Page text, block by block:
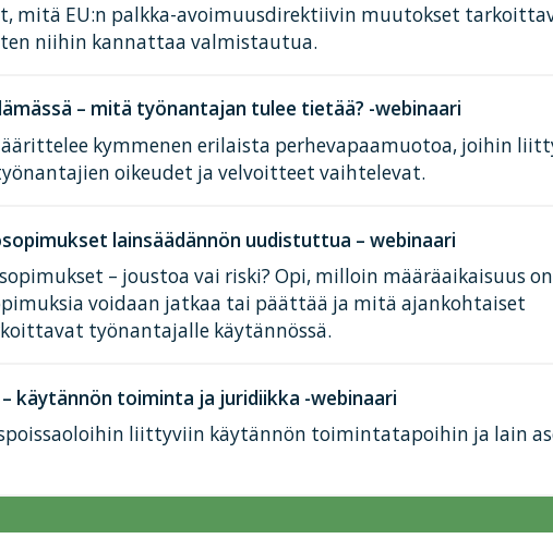
mitä EU:n palkka-avoimuusdirektiivin muutokset
niihin kannattaa valmistautua.
– mitä työnantajan tulee tietää? -webinaari
kymmenen erilaista perhevapaamuotoa, joihin
oikeudet ja velvoitteet vaihtelevat.
lainsäädännön uudistuttua – webinaari
– joustoa vai riski? Opi, milloin määräaikaisuus on
voidaan jatkaa tai päättää ja mitä ajankohtaiset
työnantajalle käytännössä.
käytännön toiminta ja juridiikka -webinaari
liittyviin käytännön toimintatapoihin ja lain